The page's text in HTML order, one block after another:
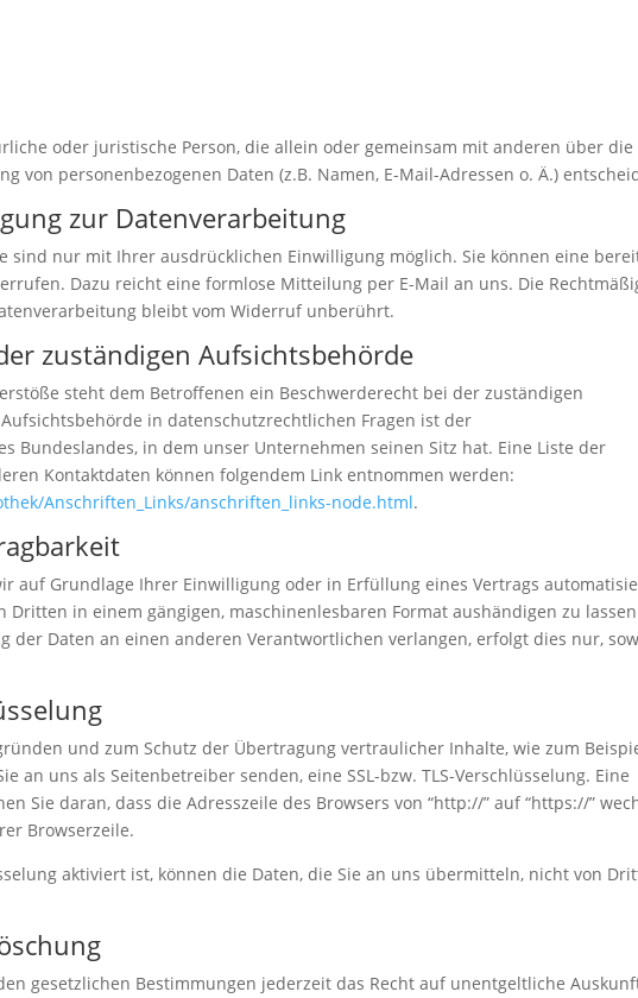
oder juristische Person, die allein oder gemeinsam mit anderen über die
von personenbezogenen Daten (z.B. Namen, E-Mail-Adressen o. Ä.)
zur Datenverarbeitung
sind nur mit Ihrer ausdrücklichen Einwilligung möglich. Sie können eine
Dazu reicht eine formlose Mitteilung per E-Mail an uns. Die
bleibt vom Widerruf unberührt.
zuständigen Aufsichtsbehörde
steht dem Betroffenen ein Beschwerderecht bei der zuständigen
in datenschutzrechtlichen Fragen ist der
Bundeslandes, in dem unser Unternehmen seinen Sitz hat. Eine Liste der
Kontaktdaten können folgendem Link entnommen werden:
Anschriften_Links/anschriften_links-node.html.
auf Grundlage Ihrer Einwilligung oder in Erfüllung eines Vertrags
Dritten in einem gängigen, maschinenlesbaren Format aushändigen zu
der Daten an einen anderen Verantwortlichen verlangen, erfolgt dies nur,
und zum Schutz der Übertragung vertraulicher Inhalte, wie zum
an uns als Seitenbetreiber senden, eine SSL-bzw. TLS-Verschlüsselung. Eine
Sie daran, dass die Adresszeile des Browsers von “http://” auf “https://”
Browserzeile.
aktiviert ist, können die Daten, die Sie an uns übermitteln, nicht von
gesetzlichen Bestimmungen jederzeit das Recht auf unentgeltliche